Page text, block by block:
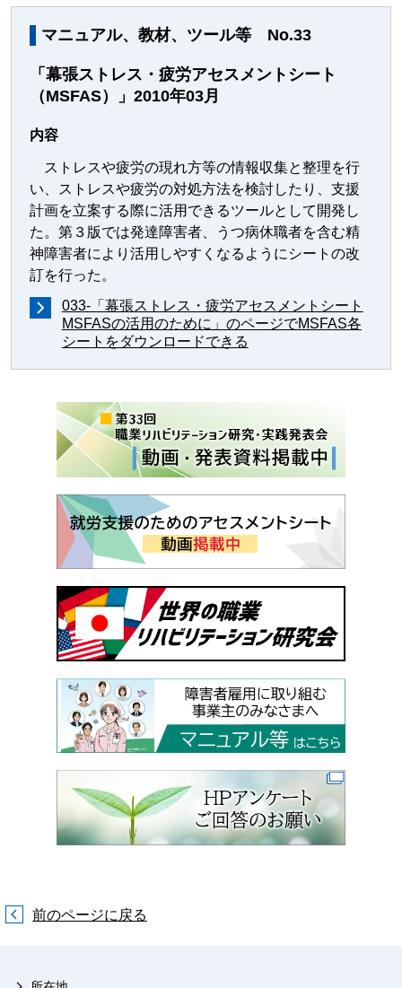
マニュアル、教材、ツール等 No.33
「幕張ストレス・疲労アセスメントシート
（MSFAS）」2010年03月
内容
ストレスや疲労の現れ方等の情報収集と整理を行
い、ストレスや疲労の対処方法を検討したり、支援
計画を立案する際に活用できるツールとして開発し
た。第３版では発達障害者、うつ病休職者を含む精
神障害者により活用しやすくなるようにシートの改
訂を行った。
033-「幕張ストレス・疲労アセスメントシート
MSFASの活用のために」のページでMSFAS各
シートをダウンロードできる
前のページに戻る